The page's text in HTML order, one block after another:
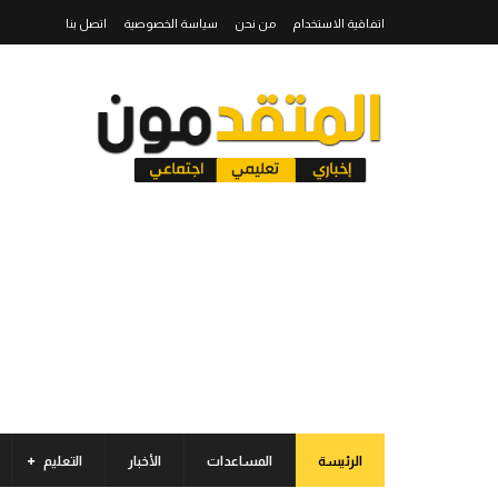
اتفاقية الاستخدام من نحن سياسة الخصوصية اتصل بنا
الرئيسة المساعدات الأخبار التعليم